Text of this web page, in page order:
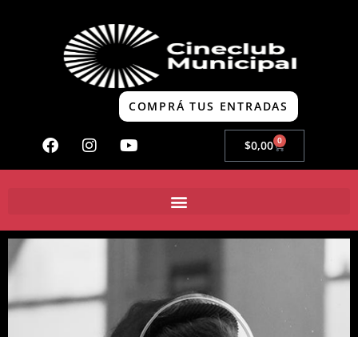
COMPRÁ TUS ENTRADAS
$0,00 0